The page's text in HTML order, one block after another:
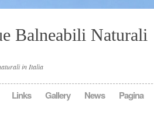
Balneabili Naturali
in Italia
Links Gallery News
Pagina